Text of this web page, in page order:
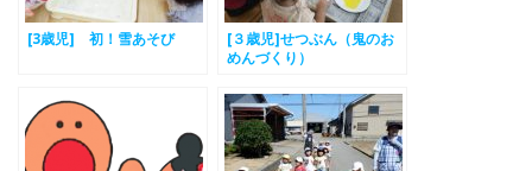
[3歳児] 初！雪あそび
[３歳児]せつぶん（鬼のお
めんづくり）